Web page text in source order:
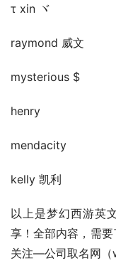
τ xin ヾ
raymond 威文
mysterious $
henry
mendacity
kelly 凯利
以上是梦幻西游英
享！全部内容，需
关注—公司取名网